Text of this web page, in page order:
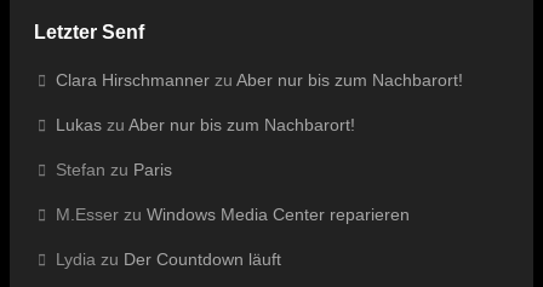
Letzter Senf
Clara Hirschmanner zu Aber nur bis zum Nachbarort!
Lukas zu Aber nur bis zum Nachbarort!
Stefan zu Paris
M.Esser zu Windows Media Center reparieren
Lydia zu Der Countdown läuft